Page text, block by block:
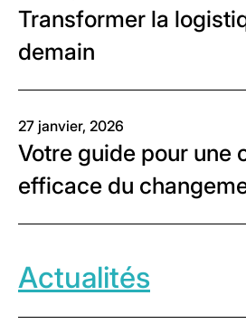
Transformer la
demain
27 janvier, 2026
Votre guide pour une
efficace du
Actualités